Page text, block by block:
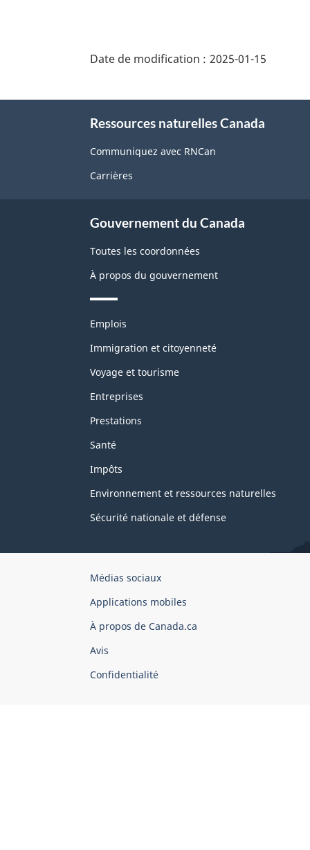
de
page"
Date de modification : 2025-01-15
Ressources naturelles Canada
Communiquez avec RNCan
Carrières
Gouvernement du Canada
Toutes les coordonnées
À propos du gouvernement
Thèmes
sujets
Emplois
Immigration et citoyenneté
Voyage et tourisme
Entreprises
Prestations
Santé
Impôts
Environnement et ressources naturelles
Sécurité nationale et défense
Organisation
gouvernement
du
Canada
Médias sociaux
Applications mobiles
À propos de Canada.ca
Avis
Confidentialité